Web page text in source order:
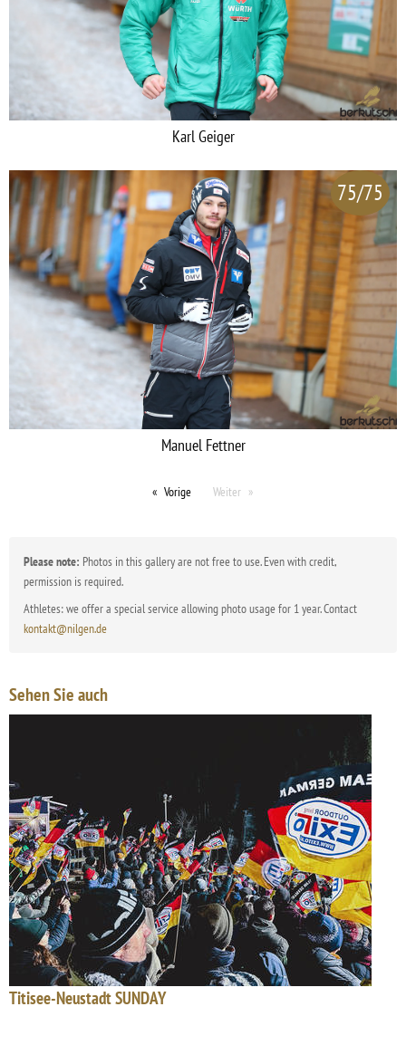
Karl Geiger
75/75
Manuel Fettner
Vorige Weiter
Please note: Photos in this gallery are not free to use. Even with credit,
permission is required.
Athletes: we offer a special service allowing photo usage for 1 year. Contact
kontakt@nilgen.de
Sehen Sie auch
Titisee-Neustadt SUNDAY